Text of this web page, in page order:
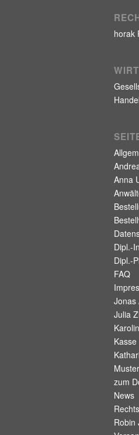
horak
Anna
Dipl.-
Dipl.-
FAQ
Jonas
Julia
Kasse
zum
News
Robin